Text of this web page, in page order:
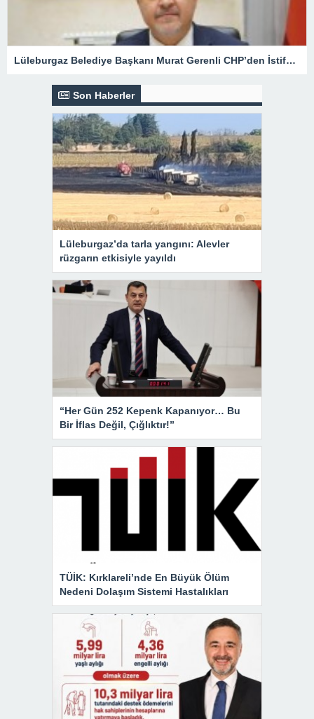
Lüleburgaz Belediye Başkanı Murat Gerenli CHP’den İstifa Etti
Son Haberler
Lüleburgaz’da tarla yangını: Alevler
rüzgarın etkisiyle yayıldı
“Her Gün 252 Kepenk Kapanıyor… Bu
Bir İflas Değil, Çığlıktır!”
TÜİK: Kırklareli’nde En Büyük Ölüm
Nedeni Dolaşım Sistemi Hastalıkları